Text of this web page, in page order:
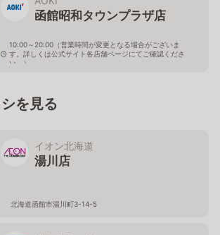
函館昭和タウンプラザ店
10:00～20:00（営業時間が変更となる場合がございま
す。詳しくは公式サイト各店舗ページにてご確認くださ
い。）
を見る
イオン北海道
湯川店
北海道函館市湯川町3-14-5